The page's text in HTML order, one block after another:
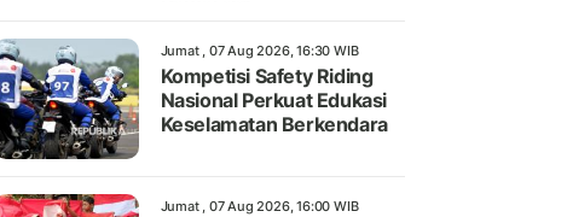
Jumat , 07 Aug 2026, 16:30 WIB
Kompetisi Safety Riding
Nasional Perkuat Edukasi
Keselamatan Berkendara
Jumat , 07 Aug 2026, 16:00 WIB